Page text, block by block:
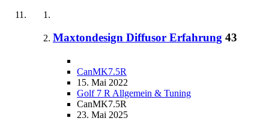
Maxtondesign Diffusor Erfahrung 43
CanMK7.5R
15. Mai 2022
Golf 7 R Allgemein & Tuning
CanMK7.5R
23. Mai 2025